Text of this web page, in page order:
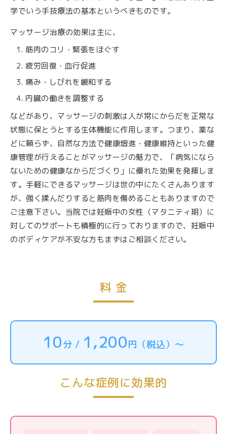
学でいう手技療法の基本というべきものです。
マッサージ治療の効果は主に、
筋肉のコリ・緊張をほぐす
疲労回復・血行促進
痛み・しびれを緩和する
内臓の働きを調整する
などがあり、マッサージの刺激は人が常にからだを正常な
状態に保とうとする生体機能に作用します。つまり、薬な
どに頼らず、自然な方法で健康増進・健康維持といった健
康管理が行えることがマッサージの魅力で、「病気になら
ないための健康なからだづくり」に優れた効果を発揮しま
す。手軽にできるマッサージは世の中にたくさんあります
が、強く揉んだりすると筋肉を傷めることもありますので
ご注意下さい。当院では妊娠中の女性（マタニティ期）に
対してのサポートも積極的に行っておりますので、妊娠中
のボディケアが不安な方もまずはご相談ください。
料 金
10分 / 1,200円（税込）～
こんな症例に効果的